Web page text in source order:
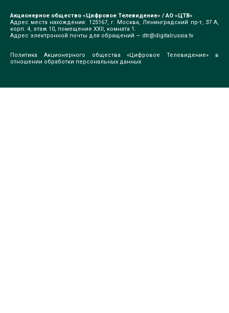
Акционерное общество «Цифровое Телевидение» / АО «ЦТВ»
Адрес места нахождения: 125167, г. Москва, Ленинградский пр-т, 37 А,
корп. 4, этаж 10, помещение XXII, комната 1.
Адрес электронной почты для обращений — dtr@digitalrussia.tv
Политика Акционерного общества «Цифровое Телевидение» в
отношении обработки персональных данных